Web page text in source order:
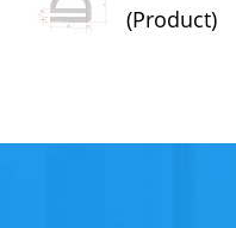
(Product)